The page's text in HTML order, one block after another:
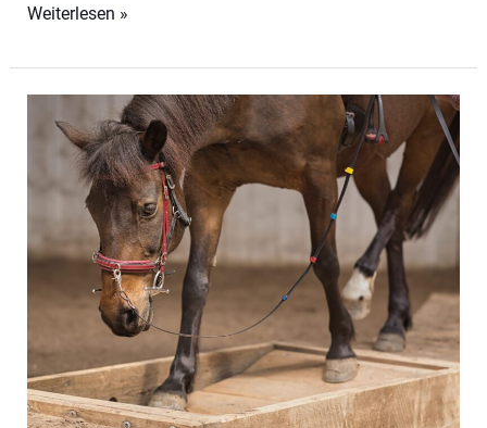
1-
Kurs
Extreme
Trail
05.07.2026
Weiterlesen »